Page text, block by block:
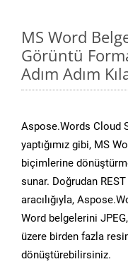
MS Word
Görüntü
Adım Adım
Aspose.Words Cloud
yaptığımız gibi, MS
biçimlerine
sunar. Doğrudan REST
aracılığıyla,
Word belgelerini
üzere birden fazla
dönüştürebilirsiniz.